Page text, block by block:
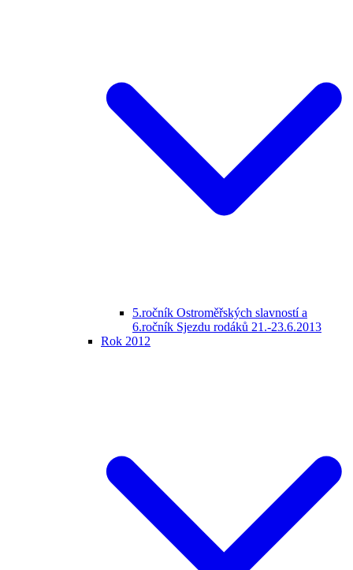
5.ročník Ostroměřských slavností a
6.ročník Sjezdu rodáků 21.-23.6.2013
Rok 2012